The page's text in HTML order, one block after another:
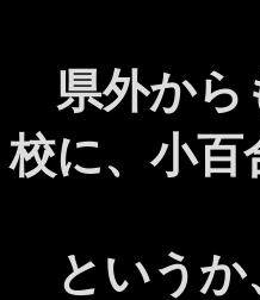
県外から
校に、小
というか